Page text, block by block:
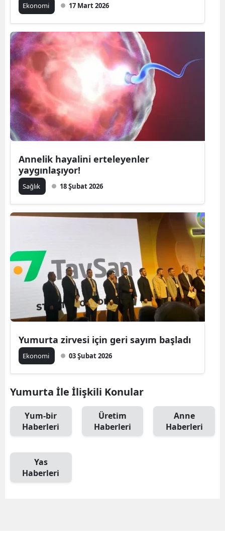
Ekonomi 17 Mart 2026
Annelik hayalini erteleyenler
yaygınlaşıyor!
Sağlık 18 Şubat 2026
Yumurta zirvesi için geri sayım başladı
Ekonomi 03 Şubat 2026
Yumurta İle İlişkili Konular
Yum-bir
Haberleri
Üretim
Haberleri
Anne
Haberleri
Yas
Haberleri